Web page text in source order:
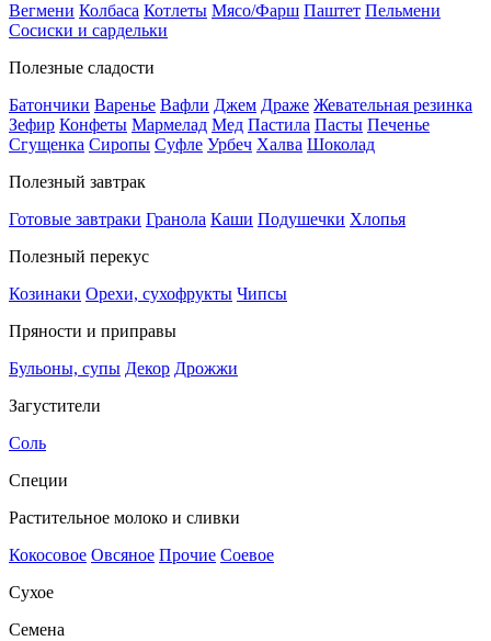
Вегмени Колбаса Котлеты Мясо/Фарш Паштет Пельмени
Сосиски и сардельки
Полезные сладости
Батончики Варенье Вафли Джем Драже Жевательная резинка
Зефир Конфеты Мармелад Мед Пастила Пасты Печенье
Сгущенка Сиропы Суфле Урбеч Халва Шоколад
Полезный завтрак
Готовые завтраки Гранола Каши Подушечки Хлопья
Полезный перекус
Козинаки Орехи, сухофрукты Чипсы
Пряности и приправы
Бульоны, супы Декор Дрожжи
Загустители
Соль
Специи
Растительное молоко и сливки
Кокосовое Овсяное Прочие Соевое
Сухое
Семена